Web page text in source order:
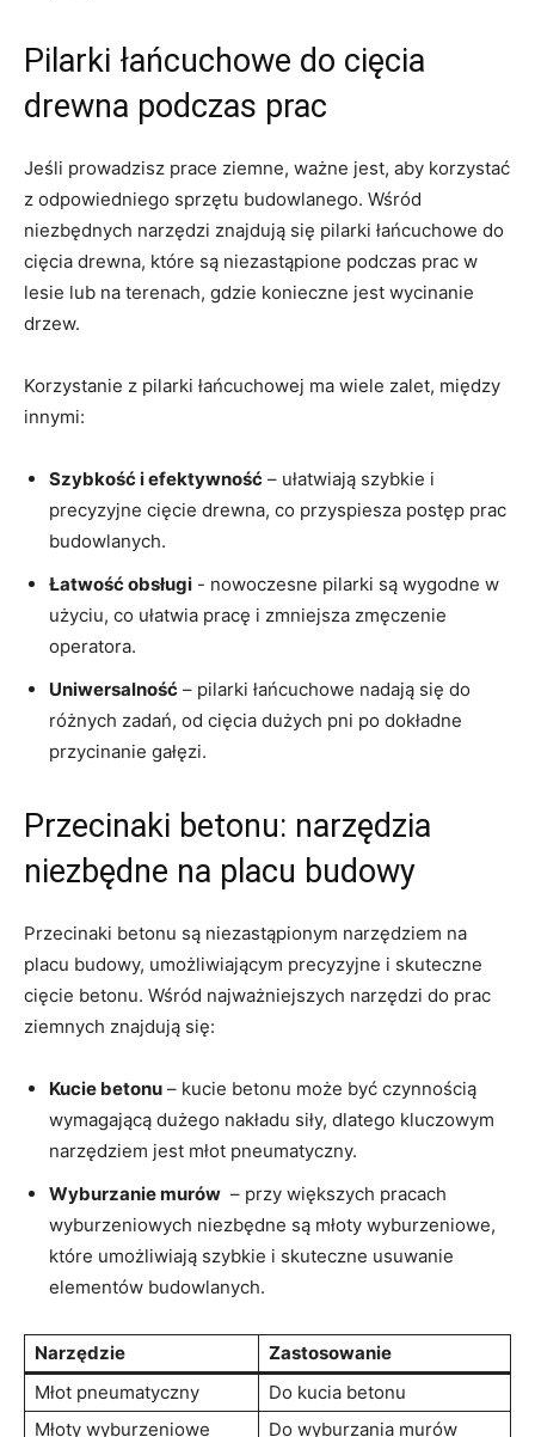
Pilarki ⁣łańcuchowe do⁢ cięcia
drewna podczas prac
Jeśli prowadzisz prace ​ziemne, ważne jest, aby⁢ korzystać
z odpowiedniego sprzętu budowlanego.‌ Wśród
‌niezbędnych narzędzi znajdują się pilarki łańcuchowe do‌
cięcia drewna, które są‍ niezastąpione podczas ​prac w
lesie lub na terenach, gdzie konieczne jest wycinanie
drzew.
Korzystanie z pilarki łańcuchowej ma⁢ wiele zalet, między
innymi:
Szybkość i efektywność – ułatwiają szybkie i​
precyzyjne⁢ cięcie⁤ drewna, co przyspiesza⁤ postęp prac
budowlanych.
Łatwość⁤ obsługi ⁣- ​nowoczesne pilarki są wygodne w
użyciu, co ułatwia pracę i zmniejsza zmęczenie
operatora.
Uniwersalność – pilarki łańcuchowe nadają się do
różnych zadań, od⁣ cięcia ‌dużych pni po dokładne
przycinanie gałęzi.
Przecinaki betonu: ⁤narzędzia
niezbędne na placu⁢ budowy
Przecinaki betonu są niezastąpionym narzędziem na
placu budowy, ⁣umożliwiającym precyzyjne i skuteczne ​
cięcie ⁣betonu. Wśród najważniejszych narzędzi do prac
ziemnych znajdują się:
Kucie betonu – kucie betonu może być czynnością
wymagającą dużego nakładu siły, dlatego kluczowym
narzędziem ‍jest młot pneumatyczny.
Wyburzanie murów ⁣ – przy większych pracach
wyburzeniowych⁣ niezbędne są młoty​ wyburzeniowe,
które umożliwiają szybkie i skuteczne ⁤usuwanie
elementów budowlanych.
Narzędzie
Zastosowanie
Młot pneumatyczny
Do ‌kucia ‍betonu
Młoty⁢ wyburzeniowe
Do wyburzania murów